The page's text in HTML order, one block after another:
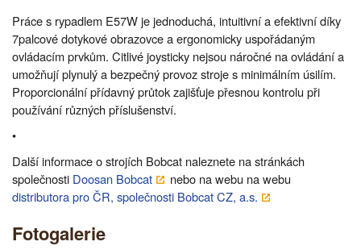
Práce s rypadlem E57W je jednoduchá, intuitivní a efektivní díky
7palcové dotykové obrazovce a ergonomicky uspořádaným
ovládacím prvkům. Citlivé joysticky nejsou náročné na ovládání a
umožňují plynulý a bezpečný provoz stroje s minimálním úsilím.
Proporcionální přídavný průtok zajišťuje přesnou kontrolu při
používání různých příslušenství.
•
Další informace o strojích Bobcat naleznete na stránkách
společnosti Doosan Bobcat
nebo na webu na webu
distributora pro ČR, společnosti Bobcat CZ, a.s.
Fotogalerie